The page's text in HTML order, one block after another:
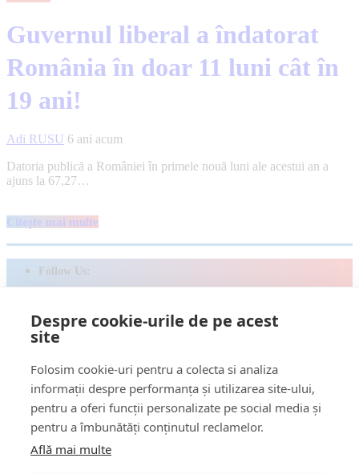
Guvernul liberal a îndatorat
România în doar 11 luni cât în
19 ani!
Adi RUSU 6 ani acum
Datoria publică a României în primele nouă luni ale acestui an a
ajuns la 67,27…
Citește mai multe
Follow Us:
YOUTUBE
Șoc!ul zilei Video
Momentul Zilei
Social & Comunitate
Turism & Stil de viață
Răspund CITITORILOR
Despre cookie-urile de pe acest
site
Folosim cookie-uri pentru a colecta si analiza
informații despre performanța și utilizarea site-ului,
pentru a oferi funcții personalizate pe social media și
pentru a îmbunătăți conținutul reclamelor.
Află mai multe